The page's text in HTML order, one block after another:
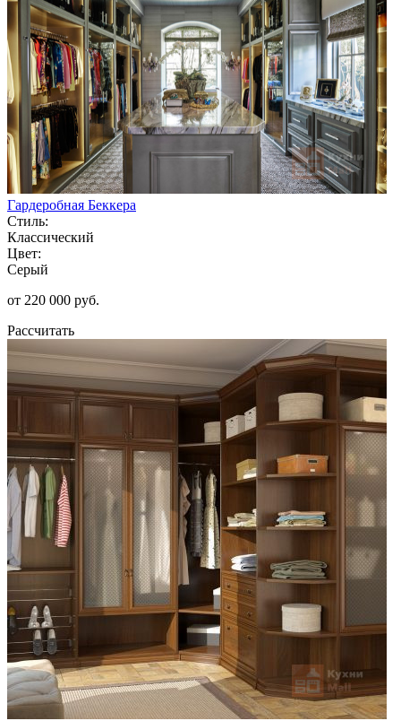
Гардеробная Беккера
Стиль:
Классический
Цвет:
Серый
от 220 000 руб.
Рассчитать